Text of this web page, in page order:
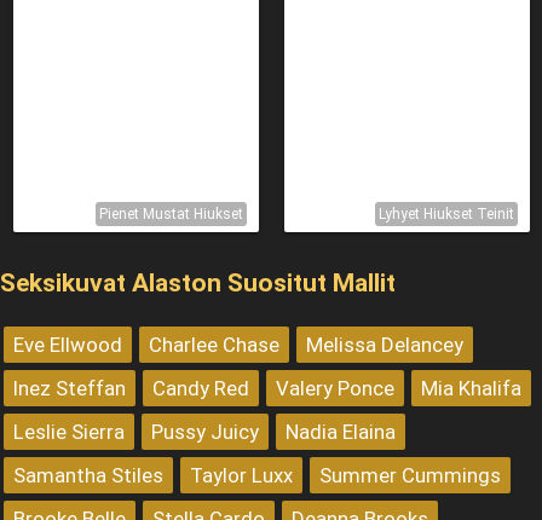
Pienet Mustat Hiukset Lyhyet Hiukset Teinit
Seksikuvat Alaston Suositut Mallit
Eve Ellwood Charlee Chase
Melissa Delancey
Inez Steffan
Candy Red Valery Ponce
Mia Khalifa
Leslie Sierra
Pussy Juicy
Nadia Elaina
Samantha Stiles
Taylor Luxx
Summer Cummings